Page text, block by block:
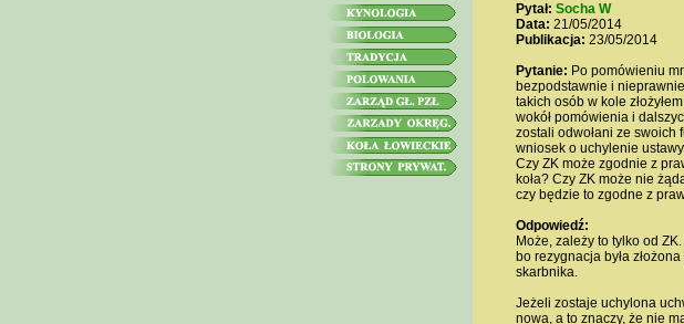
Pytał: Socha W
Data: 21/05/2014
Publikacja: 23/05/2014
Pytanie: Po pomówieniu
bezpodstawnie i
takich osób w kole
wokół pomówienia i
zostali odwołani ze swoich
wniosek o uchylenie
Czy ZK może zgodnie z
koła? Czy ZK może nie
czy będzie to zgodne z
Odpowiedź:
Może, zależy to tylko od
bo rezygnacja była
skarbnika.
Jeżeli zostaje uchylona
nowa, a to znaczy, że nie